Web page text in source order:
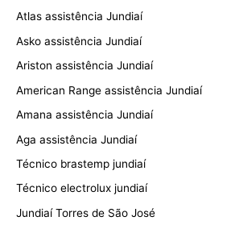
Atlas assistência Jundiaí
Asko assistência Jundiaí
Ariston assistência Jundiaí
American Range assistência Jundiaí
Amana assistência Jundiaí
Aga assistência Jundiaí
Técnico brastemp jundiaí
Técnico electrolux jundiaí
Jundiaí Torres de São José